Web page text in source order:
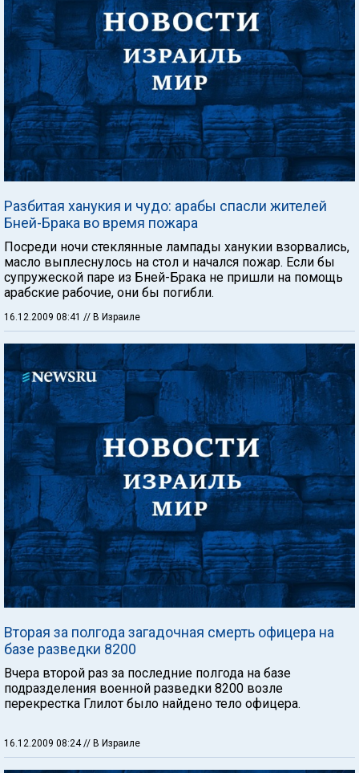
Разбитая ханукия и чудо: арабы спасли жителей
Бней-Брака во время пожара
Посреди ночи стеклянные лампады ханукии взорвались,
масло выплеснулось на стол и начался пожар. Если бы
супружеской паре из Бней-Брака не пришли на помощь
арабские рабочие, они бы погибли.
16.12.2009 08:41 // В Израиле
Вторая за полгода загадочная смерть офицера на
базе разведки 8200
Вчера второй раз за последние полгода на базе
подразделения военной разведки 8200 возле
перекрестка Глилот было найдено тело офицера.
16.12.2009 08:24 // В Израиле